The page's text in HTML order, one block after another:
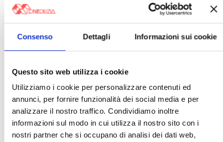
Consenso Dettagli Informazioni sui cookie
Questo sito web utilizza i cookie
Utilizziamo i cookie per personalizzare contenuti ed
annunci, per fornire funzionalità dei social media e per
analizzare il nostro traffico. Condividiamo inoltre
informazioni sul modo in cui utilizza il nostro sito con i
nostri partner che si occupano di analisi dei dati web,
〉 5 ragioni per aderire a Confedilizia